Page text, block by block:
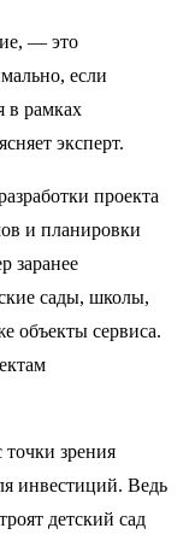
— это
если
в рамках
эксперт.
проекта
и планировки
заранее
сады, школы,
объекты сервиса.
зрения
инвестиций. Ведь
детский сад